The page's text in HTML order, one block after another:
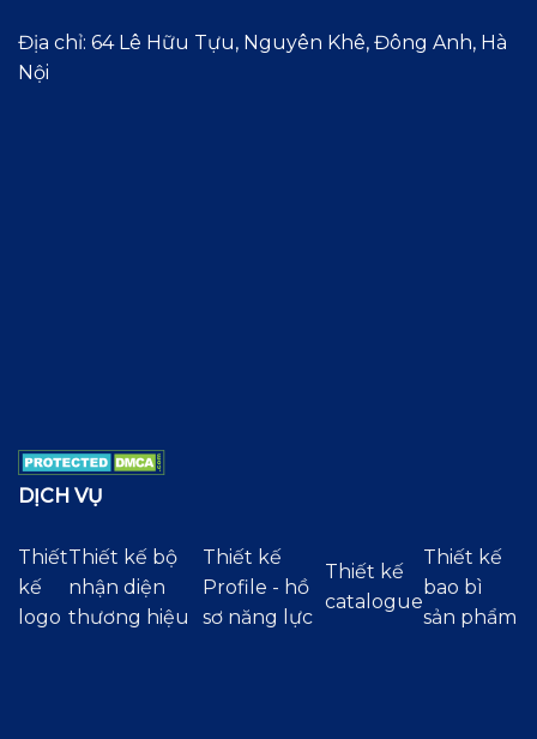
Địa chỉ: 64 Lê Hữu Tựu, Nguyên Khê, Đông Anh, Hà
Nội
DỊCH VỤ
Thiết
kế
logo
Thiết kế bộ
nhận diện
thương hiệu
Thiết kế
Profile - hồ
sơ năng lực
Thiết kế
catalogue
Thiết kế
bao bì
sản phẩm